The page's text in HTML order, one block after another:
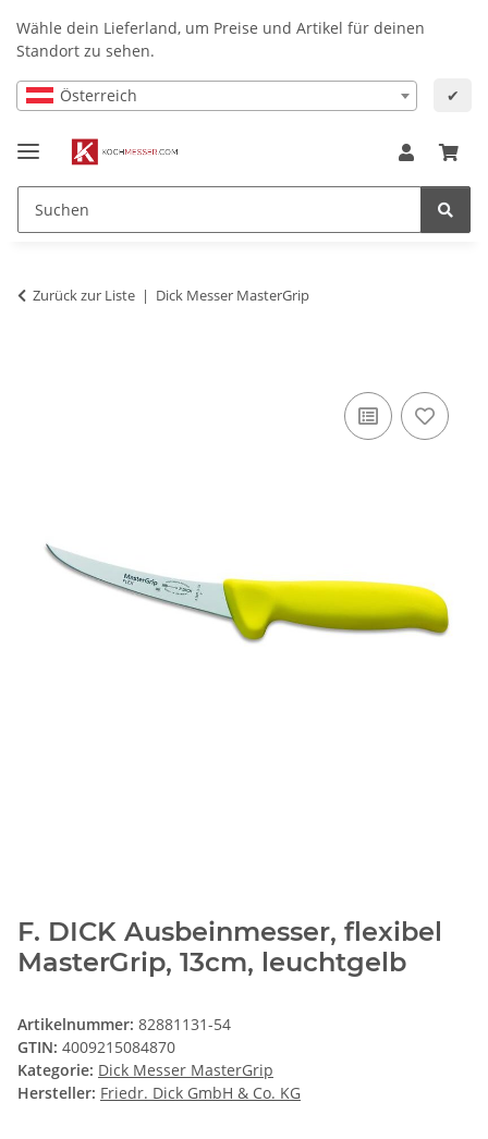
Wähle dein Lieferland, um Preise und Artikel für deinen
Standort zu sehen.
Österreich ✔
Zurück zur Liste Dick Messer MasterGrip
F. DICK Ausbeinmesser, flexibel
MasterGrip, 13cm, leuchtgelb
Artikelnummer: 82881131-54
GTIN: 4009215084870
Kategorie: Dick Messer MasterGrip
Hersteller: Friedr. Dick GmbH & Co. KG